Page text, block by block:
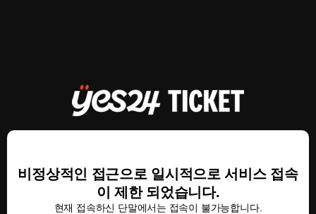
비정상적인 접근으로 일시적으로 서비스 접속
이 제한 되었습니다.
현재 접속하신 단말에서는 접속이 불가능합니다.